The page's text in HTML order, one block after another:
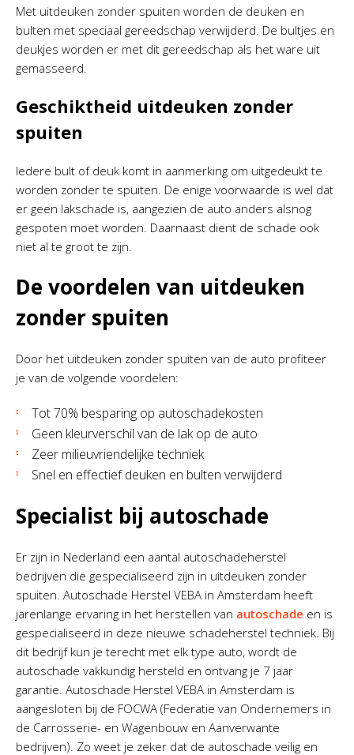
Met uitdeuken zonder spuiten worden de deuken en
bulten met speciaal gereedschap verwijderd. De bultjes en
deukjes worden er met dit gereedschap als het ware uit
gemasseerd.
Geschiktheid uitdeuken zonder
spuiten
Iedere bult of deuk komt in aanmerking om uitgedeukt te
worden zonder te spuiten. De enige voorwaarde is wel dat
er geen lakschade is, aangezien de auto anders alsnog
gespoten moet worden. Daarnaast dient de schade ook
niet al te groot te zijn.
De voordelen van uitdeuken
zonder spuiten
Door het uitdeuken zonder spuiten van de auto profiteer
je van de volgende voordelen:
Tot 70% besparing op autoschadekosten
Geen kleurverschil van de lak op de auto
Zeer milieuvriendelijke techniek
Snel en effectief deuken en bulten verwijderd
Specialist bij autoschade
Er zijn in Nederland een aantal autoschadeherstel
bedrijven die gespecialiseerd zijn in uitdeuken zonder
spuiten. Autoschade Herstel VEBA in Amsterdam heeft
jarenlange ervaring in het herstellen van autoschade en is
gespecialiseerd in deze nieuwe schadeherstel techniek. Bij
dit bedrijf kun je terecht met elk type auto, wordt de
autoschade vakkundig hersteld en ontvang je 7 jaar
garantie. Autoschade Herstel VEBA in Amsterdam is
aangesloten bij de FOCWA (Federatie van Ondernemers in
de Carrosserie- en Wagenbouw en Aanverwante
bedrijven). Zo weet je zeker dat de autoschade veilig en